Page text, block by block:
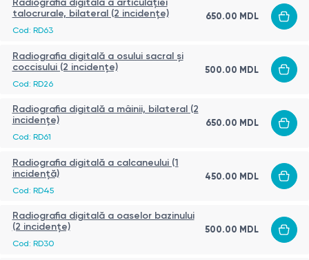
Radiografia digitală a articulației
talocrurale, bilateral (2 incidențe)
Cod: RD63
650.00 MDL
Radiografia digitală a osului sacral și
coccisului (2 incidențe)
Cod: RD26
500.00 MDL
Radiografia digitală a mâinii, bilateral (2
incidențe)
Cod: RD61
650.00 MDL
Radiografia digitală a calcaneului (1
incidență)
Cod: RD45
450.00 MDL
Radiografia digitală a oaselor bazinului
(2 incidențe)
Cod: RD30
500.00 MDL